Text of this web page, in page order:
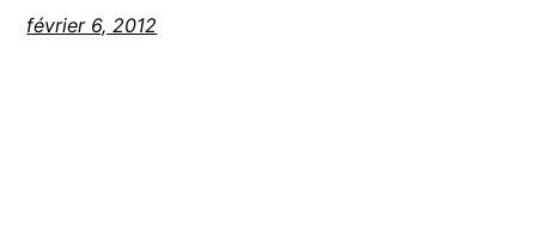
février 6, 2012